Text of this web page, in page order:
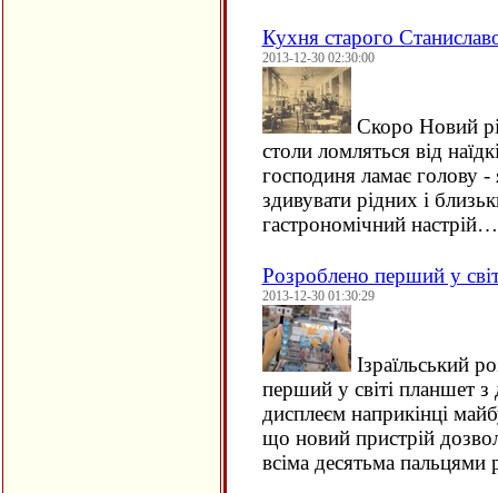
Кухня старого
2013-12-30 02:30:00
Скоро Новий
столи ломляться від
господиня ламає голову
здивувати рідних і
гастрономічний настрій…
Розроблено перший у
2013-12-30 01:30:29
Ізраїльський
перший у світі планшет
дисплеєм наприкінці
що новий пристрій
всіма десятьма